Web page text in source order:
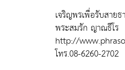
เจริญพรเพื่อรับสายธ
พระสมรัก ญาณธีโร
http://
โทร.08-6260-2702